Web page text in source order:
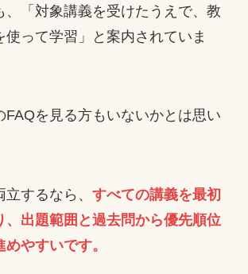
、「対象講義を受けたうえで、教
使って学習」と案内されていま
FAQを見る方もいないかとは思い
するなら、 すべての講義を最初
、出題範囲と過去問から優先順位
やすいです。